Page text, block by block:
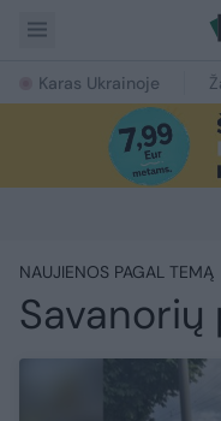
Karas Ukrainoje
NAUJIENOS PAGAL TEMĄ